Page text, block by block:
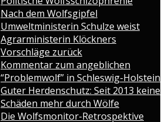
Nach dem Wolfsgipfel
Umweltministerin Schulze weist
Agrarministerin Klöckners
Vorschläge zurück
Kommentar zum angeblichen
“Problemwolf” in Schleswig-Holstein
Guter Herdenschutz: Seit 2013 keine
Schäden mehr durch Wölfe
Die Wolfsmonitor-Retrospektive